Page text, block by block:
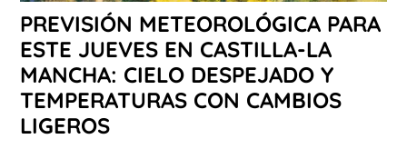
PREVISIÓN METEOROLÓGICA PARA
ESTE JUEVES EN CASTILLA-LA
MANCHA: CIELO DESPEJADO Y
TEMPERATURAS CON CAMBIOS
LIGEROS